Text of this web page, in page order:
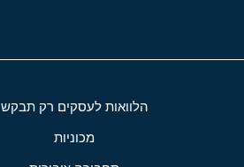
הלוואות לעסקים רק תבקש
מכוניות